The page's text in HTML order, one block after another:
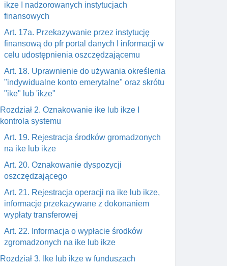
ikze I nadzorowanych instytucjach
finansowych
Art. 17a. Przekazywanie przez instytucję
finansową do pfr portal danych I informacji w
celu udostępnienia oszczędzającemu
Art. 18. Uprawnienie do używania określenia
"indywidualne konto emerytalne" oraz skrótu
"ike" lub 'ikze"
Rozdział 2. Oznakowanie ike lub ikze I
kontrola systemu
Art. 19. Rejestracja środków gromadzonych
na ike lub ikze
Art. 20. Oznakowanie dyspozycji
oszczędzającego
Art. 21. Rejestracja operacji na ike lub ikze,
informacje przekazywane z dokonaniem
wypłaty transferowej
Art. 22. Informacja o wypłacie środków
zgromadzonych na ike lub ikze
Rozdział 3. Ike lub ikze w funduszach